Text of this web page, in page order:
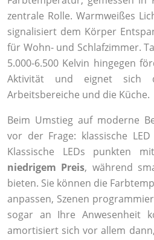
zentrale Rolle. Warmweißes
signalisiert dem Körper
für Wohn- und Schlafzimmer.
5.000-6.500 Kelvin hingegen
Aktivität und eignet sich
Arbeitsbereiche und die Küche.
Beim Umstieg auf moderne
vor der Frage: klassische
Klassische LEDs punkten
niedrigem Preis, während
bieten. Sie können die
anpassen, Szenen
sogar an Ihre Anwesenheit
amortisiert sich vor allem